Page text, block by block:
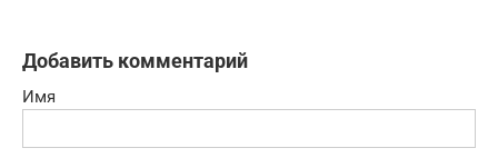
Добавить комментарий
Имя